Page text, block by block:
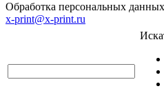
Обработка персональных данных
x-print@x-print.ru